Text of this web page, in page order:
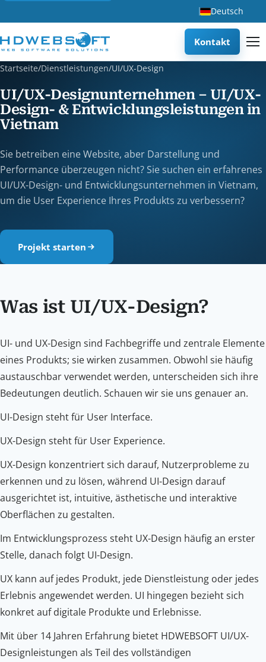
Deutsch
Kontakt
Startseite/Dienstleistungen/UI/UX-Design
UI/UX-Designunternehmen – UI/UX-
Design- & Entwicklungsleistungen in
Vietnam
Sie betreiben eine Website, aber Darstellung und
Performance überzeugen nicht? Sie suchen ein erfahrenes
UI/UX-Design- und Entwicklungsunternehmen in Vietnam,
um die User Experience Ihres Produkts zu verbessern?
Projekt starten
Was ist UI/UX-Design?
UI- und UX-Design sind Fachbegriffe und zentrale Elemente
eines Produkts; sie wirken zusammen. Obwohl sie häufig
austauschbar verwendet werden, unterscheiden sich ihre
Bedeutungen deutlich. Schauen wir sie uns genauer an.
UI-Design steht für User Interface.
UX-Design steht für User Experience.
UX-Design konzentriert sich darauf, Nutzerprobleme zu
erkennen und zu lösen, während UI-Design darauf
ausgerichtet ist, intuitive, ästhetische und interaktive
Oberflächen zu gestalten.
Im Entwicklungsprozess steht UX-Design häufig an erster
Stelle, danach folgt UI-Design.
UX kann auf jedes Produkt, jede Dienstleistung oder jedes
Erlebnis angewendet werden. UI hingegen bezieht sich
konkret auf digitale Produkte und Erlebnisse.
Mit über 14 Jahren Erfahrung bietet HDWEBSOFT UI/UX-
Designleistungen als Teil des vollständigen